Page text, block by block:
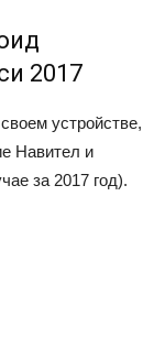
2017
устройстве,
Навител и
за 2017 год).